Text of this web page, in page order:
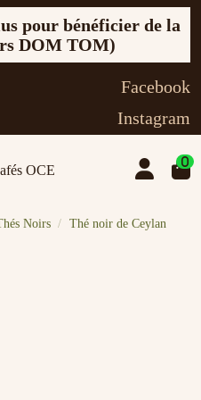
pour bénéficier de la
DOM TOM)
Facebook
Instagram
0
Noirs Thé noir de Ceylan